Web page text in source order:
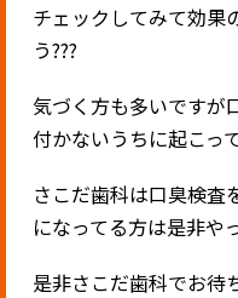
チェックしてみて効果
う???
気づく方も多いですが
付かないうちに起こっ
さこだ歯科は口臭検査
になってる方は是非や
是非さこだ歯科でお待